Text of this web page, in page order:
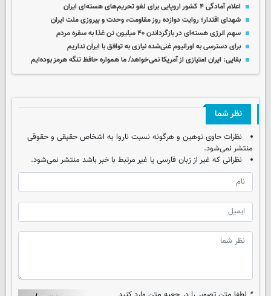
اعلام آمادگی ۴ کشور اروپایی برای لغو تحریم‌های هسته‌ای ایران
شهدای اقتدار؛ روایت دوازده روز مقاومت، وحدت و پیروزی ملت ایران
سهم انرژی هسته‌ای در بازگرداندن ۴۰ میلیون تن غذا به سفره مردم
برای دسترسی به اورانیوم غنی‌شده نیازی به توافق با ایران نداریم
بقایی: ایران امتیازی از آمریکا نمی‌خواهد/ ما همواره حافظ تنگه هرمز بوده‌ایم
نظر شما
نظرات حاوی توهین و هرگونه نسبت ناروا به اشخاص حقیقی و حقوقی
منتشر نمی‌شود.
نظراتی که غیر از زبان فارسی یا غیر مرتبط با خبر باشد منتشر نمی‌شود.